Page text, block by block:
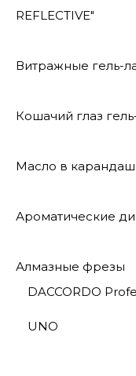
REFLECTIVE"
Витражные гель-
Кошачий глаз гель-
Масло в
Ароматические
Алмазные фрезы
DACCORDO
UNO